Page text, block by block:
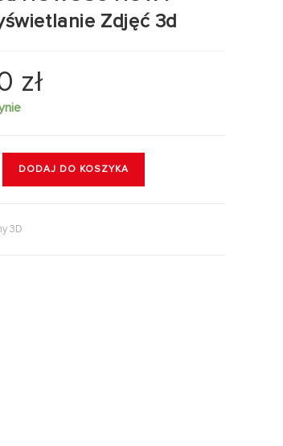
Zdjęć 3d
zł
DODAJ DO KOSZYKA
3D